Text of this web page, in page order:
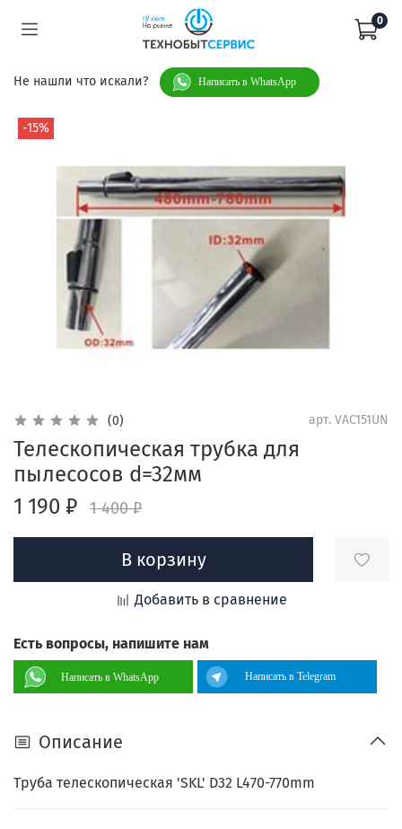
0
Не нашли что искали? Написать в WhatsApp
-15%
(0) арт. VAC151UN
Телескопическая трубка для
пылесосов d=32мм
1 190 ₽
1 400 ₽
В корзину
Добавить в сравнение
Есть вопросы, напишите нам
Написать в WhatsApp Написать в Telegram
Описание
Труба телескопическая 'SKL' D32 L470-770mm